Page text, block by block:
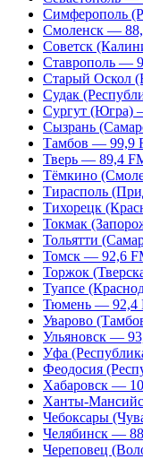
Симферополь
Смоленск —
Советск
Ставрополь —
Старый Оскол
Судак
Сургут (Югра)
Сызрань
Тамбов — 99,9
Тверь — 89,4
Тёмкино
Тирасполь
Тихорецк
Токмак
Тольятти
Томск — 92,6
Торжок
Туапсе
Тюмень — 92,4
Уварово
Ульяновск —
Уфа
Феодосия
Хабаровск —
Ханты-
Чебоксары
Челябинск —
Череповец